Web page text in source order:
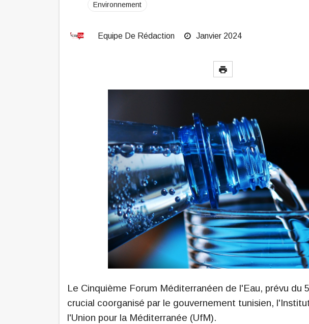
Environnement
Equipe De Rédaction Janvier 2024
Le Cinquième Forum Méditerranéen de l'Eau, prévu du
crucial coorganisé par le gouvernement tunisien,
l'Union pour la Méditerranée (UfM).